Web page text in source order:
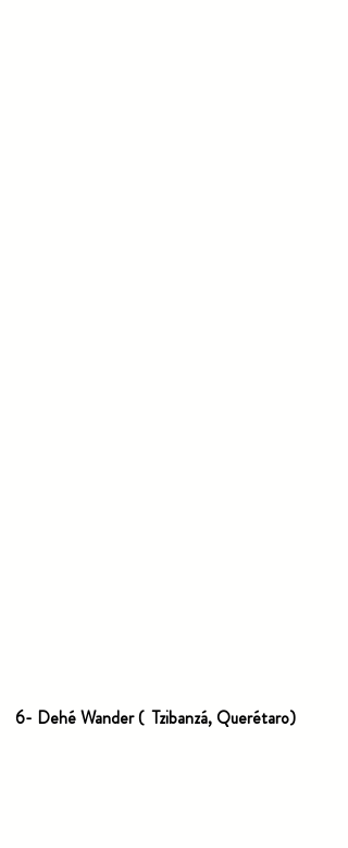
6- Dehé Wander (  Tzibanzá, Querétaro)